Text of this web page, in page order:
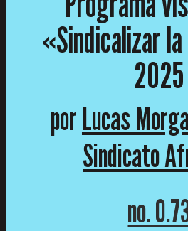
«Sindicalizar
2025
porLucas
Sindicato
no.